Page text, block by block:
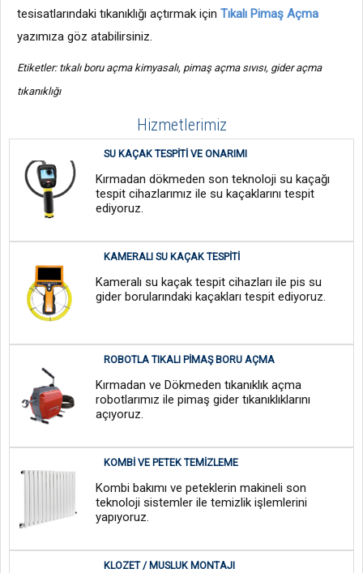
tesisatlarındaki tıkanıklığı açtırmak için Tıkalı Pimaş Açma
yazımıza göz atabilirsiniz.
Etiketler: tıkalı boru açma kimyasalı, pimaş açma sıvısı, gider açma
tıkanıklığı
Hizmetlerimiz
SU KAÇAK TESPITI VE ONARIMI
Kırmadan dökmeden son teknoloji su kaçağı
tespit cihazlarımız ile su kaçaklarını tespit
ediyoruz.
KAMERALI SU KAÇAK TESPITI
Kameralı su kaçak tespit cihazları ile pis su
gider borularındaki kaçakları tespit ediyoruz.
ROBOTLA TIKALI PIMAŞ BORU AÇMA
Kırmadan ve Dökmeden tıkanıklık açma
robotlarımız ile pimaş gider tıkanıklıklarını
açıyoruz.
KOMBI VE PETEK TEMIZLEME
Kombi bakımı ve peteklerin makineli son
teknoloji sistemler ile temizlik işlemlerini
yapıyoruz.
KLOZET / MUSLUK MONTAJI